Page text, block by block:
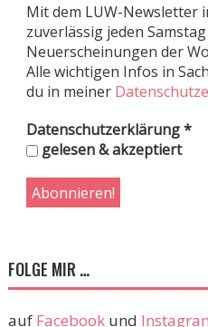
Mit dem LUW-Newsletter
zuverlässig jeden
Neuerscheinungen der
Alle wichtigen Infos in
du in meiner
Datenschutzerklärung*
gelesen & akzeptiert
FOLGE MIR …
auf Facebookund